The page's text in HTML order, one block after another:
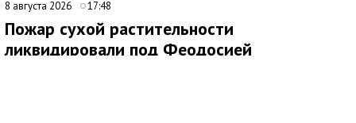
8 августа 2026 17:48
Пожар сухой растительности
ликвидировали под Феодосией